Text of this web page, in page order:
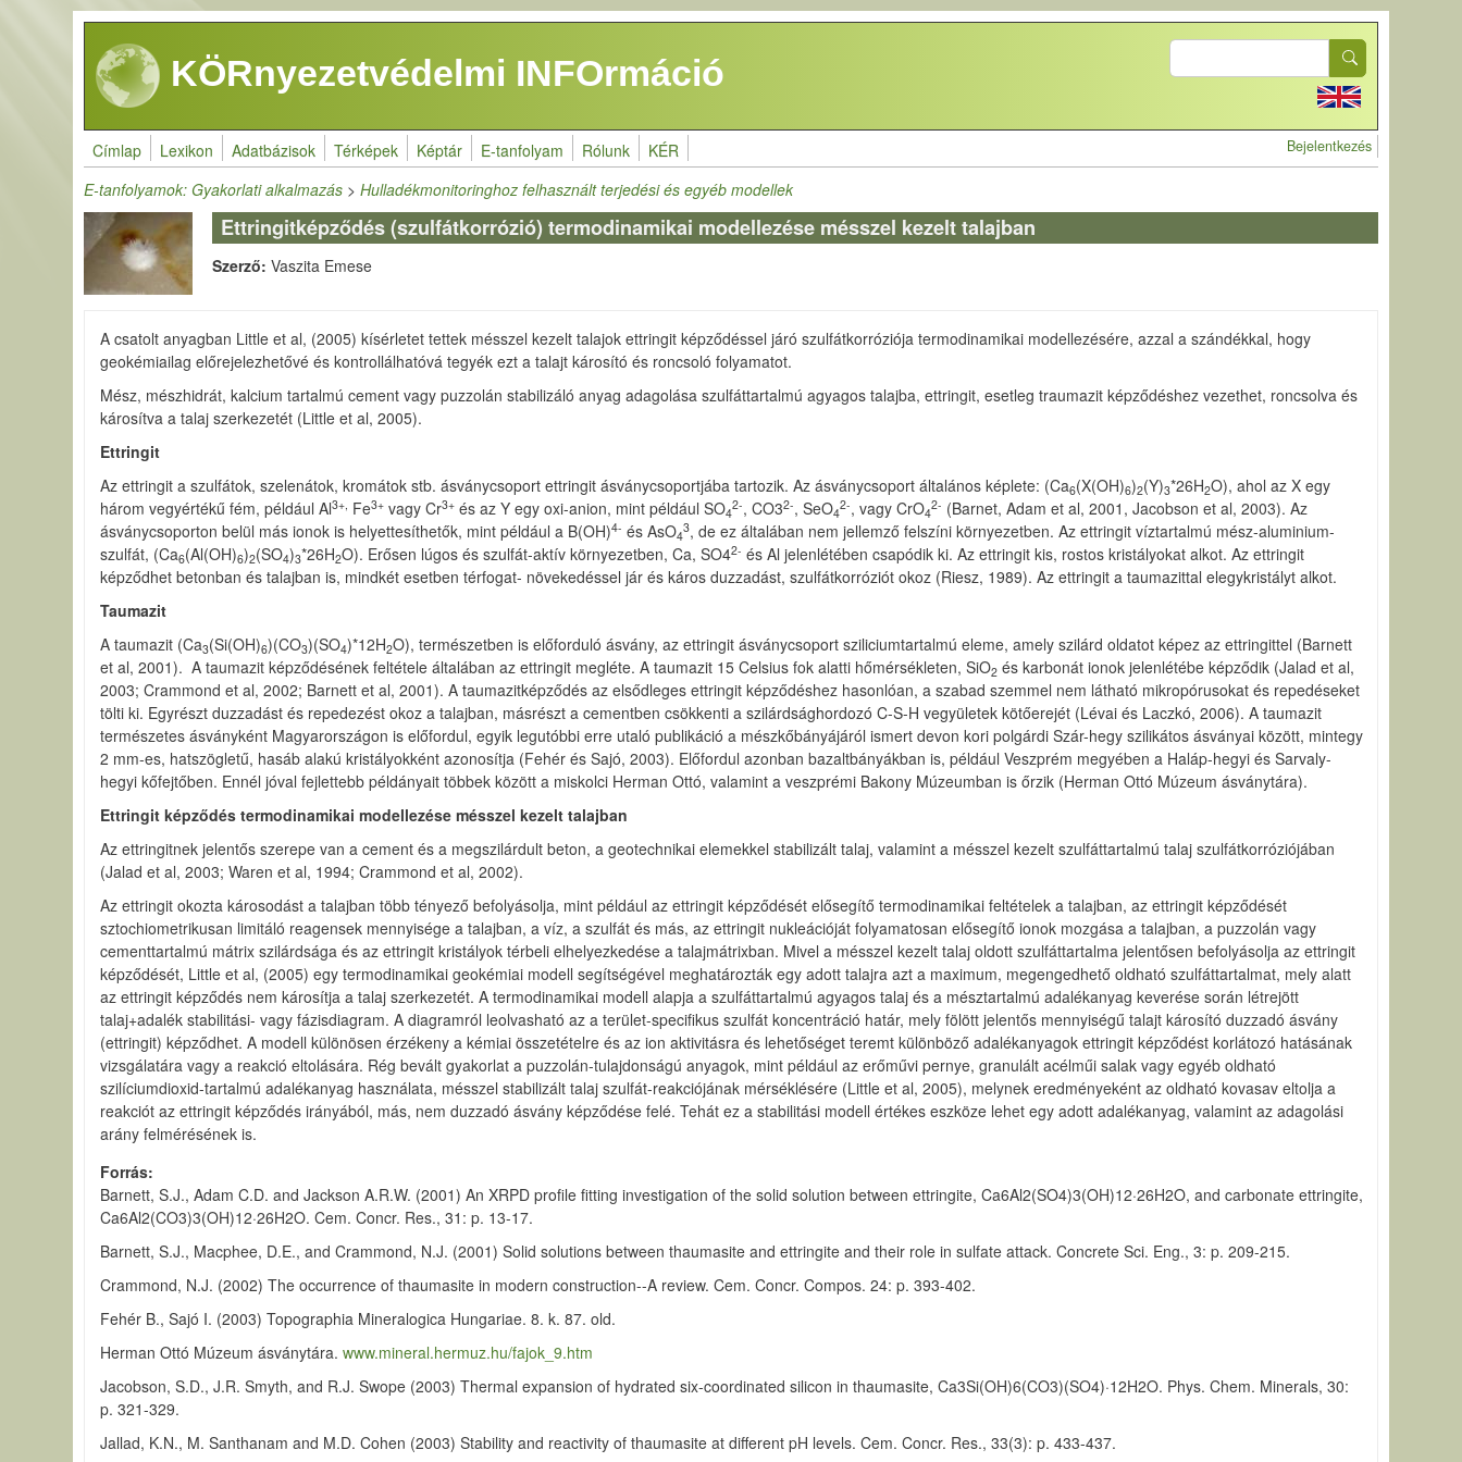
Ugrás a tartalomra
KÖRnyezetvédelmi INFOrmáció
Search
Címlap Lexikon Adatbázisok Térképek Képtár E-tanfolyam Rólunk KÉR User
Bejelentkezés
E-tanfolyamok: Gyakorlati alkalmazás >Hulladékmonitoringhoz felhasznált terjedési és egyéb modellek
Ettringitképződés (szulfátkorrózió) termodinamikai modellezése mésszel kezelt talajban
Szerző:Vaszita Emese
A csatolt anyagban Little et al, (2005) kísérletet tettek mésszel kezelt talajok ettringit képződéssel járó szulfátkorróziója termodinamikai modellezésére, azzal a szándékkal, hogy
geokémiailag előrejelezhetővé és kontrollálhatóvá tegyék ezt a talajt károsító és roncsoló folyamatot.
Mész, mészhidrát, kalcium tartalmú cement vagy puzzolán stabilizáló anyag adagolása szulfáttartalmú agyagos talajba, ettringit, esetleg traumazit képződéshez vezethet, roncsolva és
károsítva a talaj szerkezetét (Little et al, 2005).
Ettringit
Az ettringit a szulfátok, szelenátok, kromátok stb. ásványcsoport ettringit ásványcsoportjába tartozik. Az ásványcsoport általános képlete: (Ca6(X(OH)6)2(Y)3*26H2O), ahol az X egy
három vegyértékű fém, például Al3+, Fe3+ vagy Cr3+ és az Y egy oxi-anion, mint például SO4
2-, CO32-, SeO4
2-, vagy CrO4
2- (Barnet, Adam et al, 2001, Jacobson et al, 2003). Az
ásványcsoporton belül más ionok is helyettesíthetők, mint például a B(OH)4- és AsO4
3, de ez általában nem jellemző felszíni környezetben. Az ettringit víztartalmú mész-aluminium-
szulfát, (Ca6(Al(OH)6)2(SO4)3*26H2O). Erősen lúgos és szulfát-aktív környezetben, Ca, SO42- és Al jelenlétében csapódik ki. Az ettringit kis, rostos kristályokat alkot. Az ettringit
képződhet betonban és talajban is, mindkét esetben térfogat- növekedéssel jár és káros duzzadást, szulfátkorróziót okoz (Riesz, 1989). Az ettringit a taumazittal elegykristályt alkot.
Taumazit
A taumazit (Ca3(Si(OH)6)(CO3)(SO4)*12H2O), természetben is előforduló ásvány, az ettringit ásványcsoport sziliciumtartalmú eleme, amely szilárd oldatot képez az ettringittel (Barnett
et al, 2001). A taumazit képződésének feltétele általában az ettringit megléte. A taumazit 15 Celsius fok alatti hőmérsékleten, SiO2 és karbonát ionok jelenlétébe képződik (Jalad et al,
2003; Crammond et al, 2002; Barnett et al, 2001). A taumazitképződés az elsődleges ettringit képződéshez hasonlóan, a szabad szemmel nem látható mikropórusokat és repedéseket
tölti ki. Egyrészt duzzadást és repedezést okoz a talajban, másrészt a cementben csökkenti a szilárdsághordozó C-S-H vegyületek kötőerejét (Lévai és Laczkó, 2006). A taumazit
természetes ásványként Magyarországon is előfordul, egyik legutóbbi erre utaló publikáció a mészkőbányájáról ismert devon kori polgárdi Szár-hegy szilikátos ásványai között, mintegy
2 mm-es, hatszögletű, hasáb alakú kristályokként azonosítja (Fehér és Sajó, 2003). Előfordul azonban bazaltbányákban is, például Veszprém megyében a Haláp-hegyi és Sarvaly-
hegyi kőfejtőben. Ennél jóval fejlettebb példányait többek között a miskolci Herman Ottó, valamint a veszprémi Bakony Múzeumban is őrzik (Herman Ottó Múzeum ásványtára).
Ettringit képződés termodinamikai modellezése mésszel kezelt talajban
Az ettringitnek jelentős szerepe van a cement és a megszilárdult beton, a geotechnikai elemekkel stabilizált talaj, valamint a mésszel kezelt szulfáttartalmú talaj szulfátkorróziójában
(Jalad et al, 2003; Waren et al, 1994; Crammond et al, 2002).
Az ettringit okozta károsodást a talajban több tényező befolyásolja, mint például az ettringit képződését elősegítő termodinamikai feltételek a talajban, az ettringit képződését
sztochiometrikusan limitáló reagensek mennyisége a talajban, a víz, a szulfát és más, az ettringit nukleációját folyamatosan elősegítő ionok mozgása a talajban, a puzzolán vagy
cementtartalmú mátrix szilárdsága és az ettringit kristályok térbeli elhelyezkedése a talajmátrixban. Mivel a mésszel kezelt talaj oldott szulfáttartalma jelentősen befolyásolja az ettringit
képződését, Little et al, (2005) egy termodinamikai geokémiai modell segítségével meghatározták egy adott talajra azt a maximum, megengedhető oldható szulfáttartalmat, mely alatt
az ettringit képződés nem károsítja a talaj szerkezetét. A termodinamikai modell alapja a szulfáttartalmú agyagos talaj és a mésztartalmú adalékanyag keverése során létrejött
talaj+adalék stabilitási- vagy fázisdiagram. A diagramról leolvasható az a terület-specifikus szulfát koncentráció határ, mely fölött jelentős mennyiségű talajt károsító duzzadó ásvány
(ettringit) képződhet. A modell különösen érzékeny a kémiai összetételre és az ion aktivitásra és lehetőséget teremt különböző adalékanyagok ettringit képződést korlátozó hatásának
vizsgálatára vagy a reakció eltolására. Rég bevált gyakorlat a puzzolán-tulajdonságú anyagok, mint például az erőművi pernye, granulált acélműi salak vagy egyéb oldható
szilíciumdioxid-tartalmú adalékanyag használata, mésszel stabilizált talaj szulfát-reakciójának mérséklésére (Little et al, 2005), melynek eredményeként az oldható kovasav eltolja a
reakciót az ettringit képződés irányából, más, nem duzzadó ásvány képződése felé. Tehát ez a stabilitási modell értékes eszköze lehet egy adott adalékanyag, valamint az adagolási
arány felmérésének is.
Forrás
Barnett, S.J., Adam C.D. and Jackson A.R.W. (2001) An XRPD profile fitting investigation of the solid solution between ettringite, Ca6Al2(SO4)3(OH)12·26H2O, and carbonate ettringite,
Ca6Al2(CO3)3(OH)12·26H2O. Cem. Concr. Res., 31: p. 13-17.
Barnett, S.J., Macphee, D.E., and Crammond, N.J. (2001) Solid solutions between thaumasite and ettringite and their role in sulfate attack. Concrete Sci. Eng., 3: p. 209-215.
Crammond, N.J. (2002) The occurrence of thaumasite in modern construction--A review. Cem. Concr. Compos. 24: p. 393-402.
Fehér B., Sajó I. (2003) Topographia Mineralogica Hungariae. 8. k. 87. old.
Herman Ottó Múzeum ásványtára.www.mineral.hermuz.hu/fajok_9.htm
Jacobson, S.D., J.R. Smyth, and R.J. Swope (2003) Thermal expansion of hydrated six-coordinated silicon in thaumasite, Ca3Si(OH)6(CO3)(SO4)·12H2O. Phys. Chem. Minerals, 30:
p. 321-329.
Jallad, K.N., M. Santhanam and M.D. Cohen (2003) Stability and reactivity of thaumasite at different pH levels. Cem. Concr. Res., 33(3): p. 433-437.